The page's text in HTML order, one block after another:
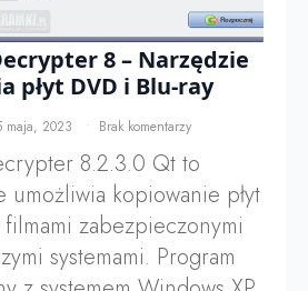
8 – Narzędzie
płyt DVD i Blu-ray
maja, 2023 Brak komentarzy
8.2.3.0 Qt to
umożliwia kopiowanie płyt
zabezpieczonymi
systemami. Program